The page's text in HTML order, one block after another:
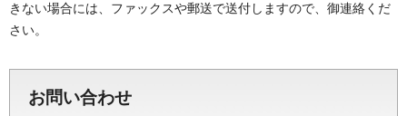
きない場合には、ファックスや郵送で送付しますので、御連絡くだ
さい。
お問い合わせ